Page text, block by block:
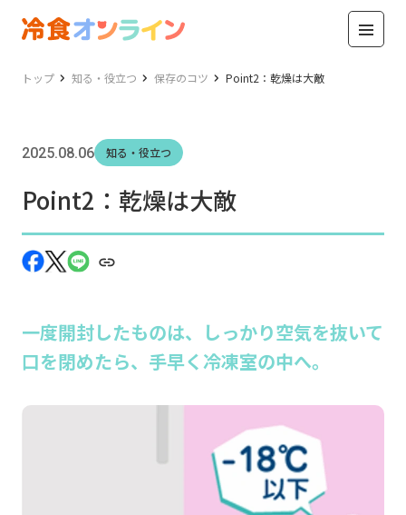
トップ 知る・役立つ 保存のコツ Point2：乾燥は大敵
2025.08.06 知る・役立つ
Point2：乾燥は大敵
一度開封したものは、しっかり空気を抜いて
口を閉めたら、手早く冷凍室の中へ。